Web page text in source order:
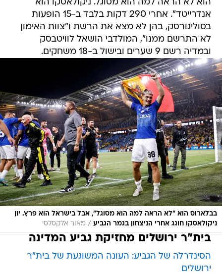
הוא לא הראה למה הוא מסוגל. ניקולאסקו הוא
אנדרייטד". אחרי 290 דקות בלבד ב-15 הופעות
בסוליגורסק, בהן לא מצא את הרשת ו"צוות האימון
לא התרשם ממנו", המולדבי הושאל לוויטבסק
ובמדיה רשם 9 שערים ובישול ב-18 משחקים.
בבלארוס הוא "לא הראה למה הוא מסוגל", אבל בישראל הוא פרץ. יון
ניקולאסקו חוגג אחרי הניצחון בגמר הגביע / מאור אלקסלסי
בית"ר ירושלים מחזיקת גביע המדינה
הסינדרלה של הגביע: העונה המשוגעת של בית"ר
ירושלים